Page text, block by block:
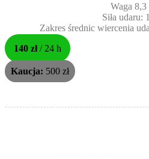
Waga 8,3
Siła udaru:
Zakres średnic wiercenia
140 zł/ 24 h
Kaucja: 500 zł